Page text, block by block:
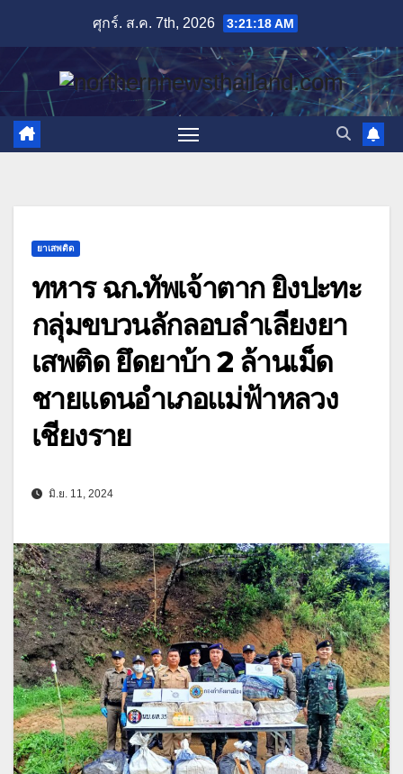
content
ศุกร์. ส.ค. 7th, 2026 3:21:19 AM
ยาเสพติด
ทหาร ฉก.ทัพเจ้าตาก ยิงปะทะ
กลุ่มขบวนลักลอบลำเลียงยา
เสพติด ยึดยาบ้า 2 ล้านเม็ด
ชายแดนอำเภอแม่ฟ้าหลวง
เชียงราย
มิ.ย. 11, 2024